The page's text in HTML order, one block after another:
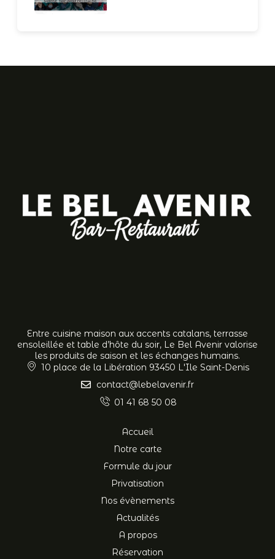
Entre cuisine maison aux accents catalans, terrasse
ensoleillée et table d’hôte du soir, Le Bel Avenir valorise
les produits de saison et les échanges humains.
10 place de la Libération 93450 L'Ile Saint-Denis
contact@lebelavenir.fr
01 41 68 50 08
Accueil
Notre carte
Formule du jour
Privatisation
Nos évènements
Actualités
A propos
Réservation